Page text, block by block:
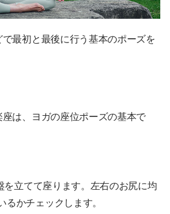
で最初と最後に行う基本のポーズを
は、ヨガの座位ポーズの基本で
を立てて座ります。左右のお尻に均
るかチェックします。